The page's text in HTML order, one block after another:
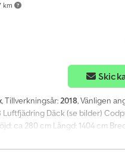
km
, Tillverkningsår:2018, Vänligen
Däck (se bilder)
ca 280 cm Längd: 1404 cm
Krone skåpdel från 2018. Släpet
få driftstimmar. Kan levereras